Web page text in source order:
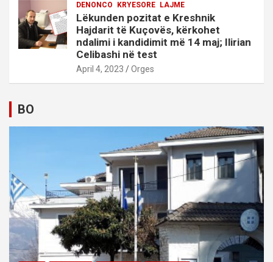
DENONCO KRYESORE LAJME
Lëkunden pozitat e Kreshnik
Hajdarit të Kuçovës, kërkohet
ndalimi i kandidimit më 14 maj; Ilirian
Celibashi në test
April 4, 2023 Orges
BO